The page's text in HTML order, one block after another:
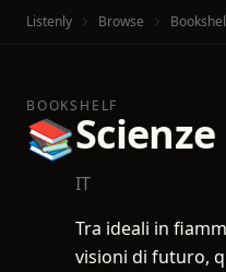
Listenly Browse
BOOKSHELF
📚
IT
Tra ideali in
visioni di futuro,